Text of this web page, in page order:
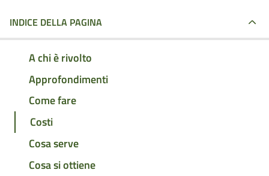
INDICE DELLA PAGINA
A chi è rivolto
Approfondimenti
Come fare
Costi
Cosa serve
Cosa si ottiene